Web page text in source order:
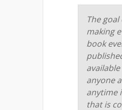
The goal
making
book
anyone
anytime
that is